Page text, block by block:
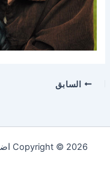
السابق
Copyright © 2026 اضواء عربية | Powered by